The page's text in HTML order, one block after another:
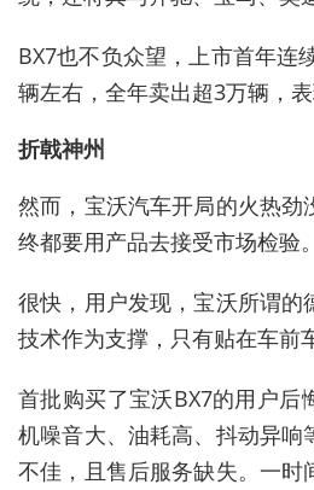
BX7也不负众望，上市首年连
辆左右，全年卖出超3万辆，表
折戟神州
然而，宝沃汽车开局的火热劲
终都要用产品去接受市场检验。
很快，用户发现，宝沃所谓的
技术作为支撑，只有贴在车前
首批购买了宝沃BX7的用户后
机噪音大、油耗高、抖动异响
不佳，且售后服务缺失。一时